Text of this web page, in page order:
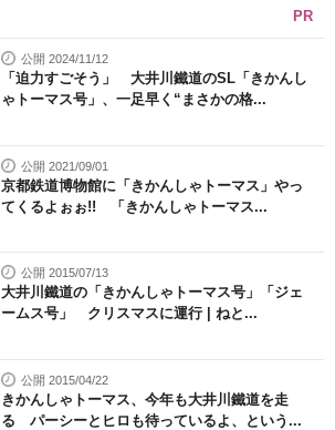
PR
公開 2024/11/12
「迫力すごそう」 大井川鐵道のSL「きかんし
ゃトーマス号」、一足早く“まさかの格...
公開 2021/09/01
京都鉄道博物館に「きかんしゃトーマス」やっ
てくるよぉぉ!! 「きかんしゃトーマス...
公開 2015/07/13
大井川鐵道の「きかんしゃトーマス号」「ジェ
ームス号」 クリスマスに運行 | ねと...
公開 2015/04/22
きかんしゃトーマス、今年も大井川鐵道を走
る パーシーとヒロも待っているよ、という...